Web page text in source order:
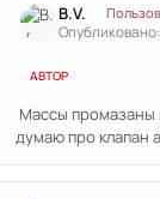
B.V.
АВТОР
Массы промазаны
думаю про клапан